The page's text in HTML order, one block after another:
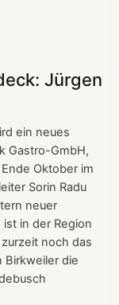
Jürgen
ein neues
Gastro-GmbH,
Oktober im
Sorin Radu
neuer
in der Region
noch das
Birkweiler die